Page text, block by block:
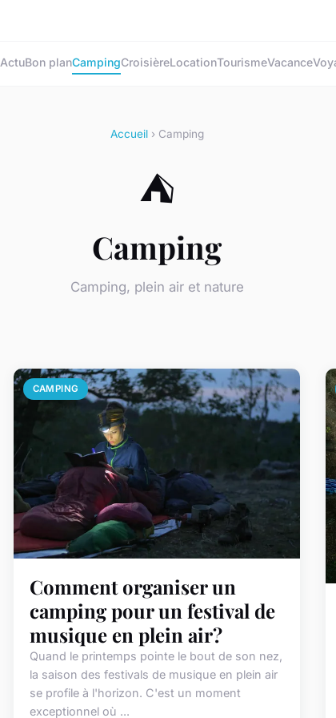
ActuBon planCampingCroisièreLocationTourismeVacance
Accueil› Camping
⛺
Camping
Camping, plein air et nature
CAMPING
Comment organiser un
camping pour un festival de
musique en plein air?
Quand le printemps pointe le bout de son nez,
la saison des festivals de musique en plein air
se profile à l'horizon. C'est un moment
exceptionnel où ...